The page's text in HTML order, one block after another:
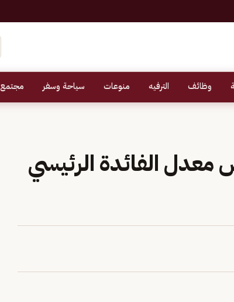
وظائف الترفيه منوعات سياحة وسفر مجتمع
معدل الفائدة الرئيسي